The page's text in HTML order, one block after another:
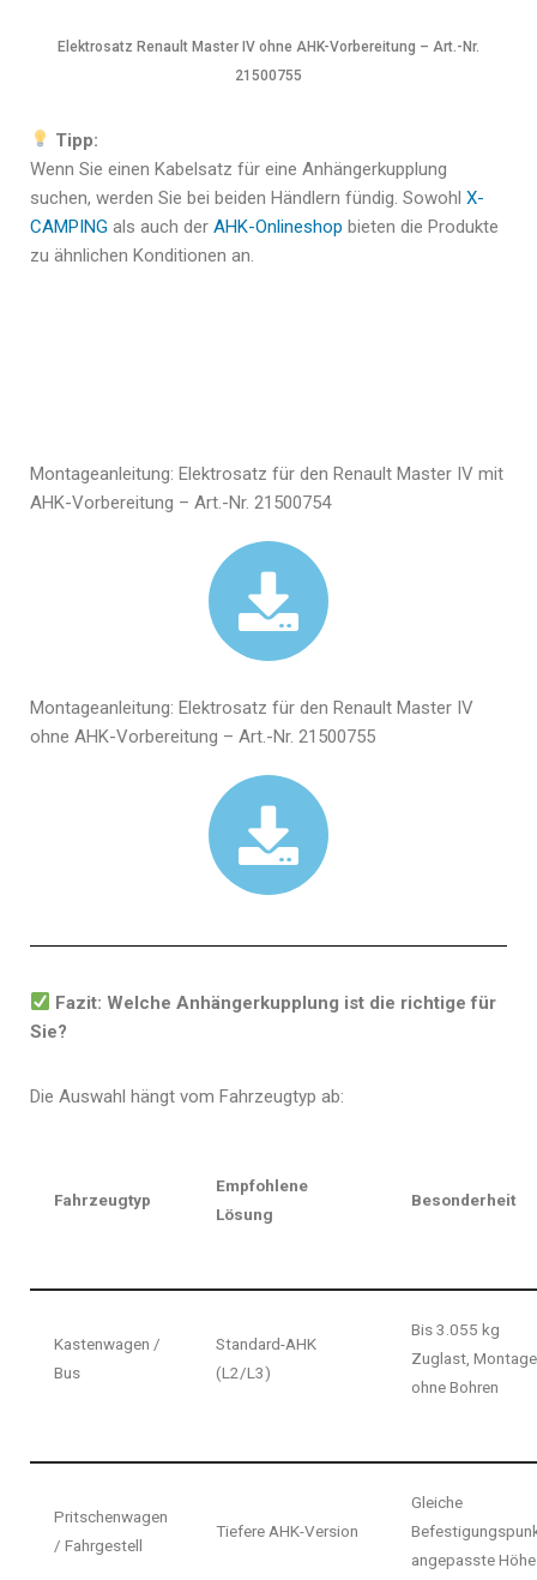
Elektrosatz Renault Master IV ohne AHK-Vorbereitung – Art.-Nr.
21500755
Tipp:
Wenn Sie einen Kabelsatz für eine Anhängerkupplung
suchen, werden Sie bei beiden Händlern fündig. Sowohl X-
CAMPING als auch der AHK-Onlineshop bieten die Produkte
zu ähnlichen Konditionen an.
Montageanleitung: Elektrosatz für den Renault Master IV mit
AHK-Vorbereitung – Art.-Nr. 21500754
Montageanleitung: Elektrosatz für den Renault Master IV
ohne AHK-Vorbereitung – Art.-Nr. 21500755
Fazit: Welche Anhängerkupplung ist die richtige für
Sie?
Die Auswahl hängt vom Fahrzeugtyp ab:
Fahrzeugtyp
Empfohlene
Lösung
Besonderheit
Kastenwagen /
Bus
Standard-AHK
(L2/L3)
Bis 3.055 kg
Zuglast, Montage
ohne Bohren
Pritschenwagen
/ Fahrgestell
Tiefere AHK-Version
Gleiche
angepasste Höhe